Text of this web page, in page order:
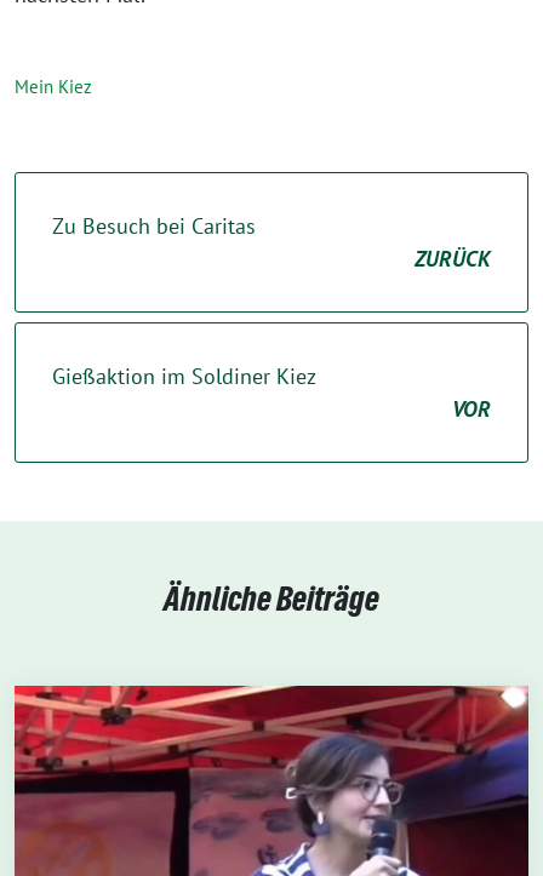
Mein Kiez
Zu Besuch bei Caritas
ZURÜCK
Gießaktion im Soldiner Kiez
VOR
Ähnliche Beiträge